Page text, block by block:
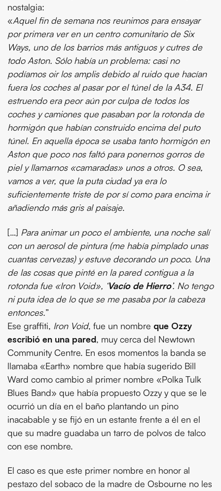
nostalgia:
«Aquel fin de semana nos reunimos para ensayar
por primera ver en un centro comunitario de Six
Ways, uno de los barrios más antiguos y cutres de
todo Aston. Sólo había un problema: casi no
podíamos oir los amplis debido al ruido que hacían
fuera los coches al pasar por el túnel de la A34. El
estruendo era peor aún por culpa de todos los
coches y camiones que pasaban por la rotonda de
hormigón que habían construido encima del puto
túnel. En aquella época se usaba tanto hormigón en
Aston que poco nos faltó para ponernos gorros de
piel y llamarnos «camaradas» unos a otros. O sea,
vamos a ver, que la puta ciudad ya era lo
suficientemente triste de por sí como para encima ir
añadiendo más gris al paisaje.
[…] Para animar un poco el ambiente, una noche salí
con un aerosol de pintura (me había pimplado unas
cuantas cervezas) y estuve decorando un poco. Una
de las cosas que pinté en la pared contigua a la
rotonda fue «Iron Void», ‘Vacío de Hierro’. No tengo
ni puta idea de lo que se me pasaba por la cabeza
entonces.”
Ese graffiti, Iron Void, fue un nombre que Ozzy
escribió en una pared, muy cerca del Newtown
Community Centre. En esos momentos la banda se
llamaba «Earth» nombre que había sugerido Bill
Ward como cambio al primer nombre «Polka Tulk
Blues Band» que había propuesto Ozzy y que se le
ocurrió un día en el baño plantando un pino
inacabable y se fijó en un estante frente a él en el
que su madre guadaba un tarro de polvos de talco
con ese nombre.
El caso es que este primer nombre en honor al
pestazo del sobaco de la madre de Osbourne no les